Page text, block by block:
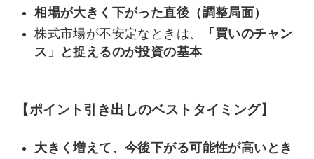
相場が大きく下がった直後（調整局面）
株式市場が不安定なときは、
「買いのチャン
ス」と捉えるのが投資の基本
【ポイント引き出しのベストタイミング】
大きく増えて、今後下がる可能性が高いとき